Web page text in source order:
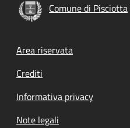
Comune di Pisciotta
Footer menu
Area riservata
Crediti
Informativa privacy
Note legali